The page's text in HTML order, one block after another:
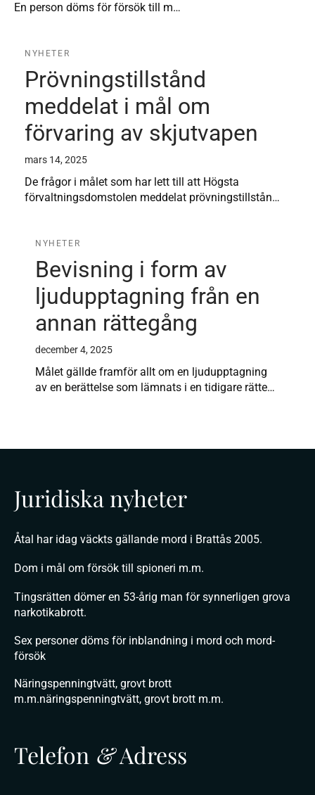
En person döms för försök till m…
NYHETER
Prövningstillstånd
meddelat i mål om
förvaring av skjutvapen
mars 14, 2025
De frågor i målet som har lett till att Högsta
förvaltningsdomstolen meddelat prövningstillstån…
NYHETER
Bevisning i form av
ljudupptagning från en
annan rättegång
december 4, 2025
Målet gällde framför allt om en ljudupptagning
av en berättelse som lämnats i en tidigare rätte…
Juridiska nyheter
Åtal har idag väckts gällande mord i Brattås 2005.
Dom i mål om försök till spioneri m.m.
Tingsrätten dömer en 53-årig man för synnerligen grova
narkotikabrott.
Sex personer döms för inblandning i mord och mord-
försök
Näringspenningtvätt, grovt brott
m.m.näringspenningtvätt, grovt brott m.m.
Telefon &Adress